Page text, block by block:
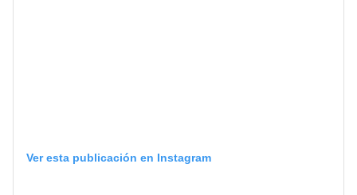
Ver esta publicación en Instagram